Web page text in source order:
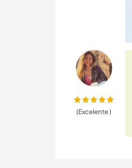
(Excelente )